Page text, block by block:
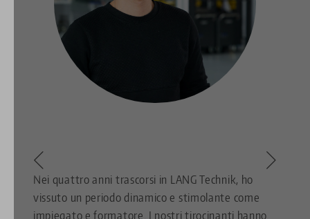
Nei quattro anni trascorsi in LANG Technik, ho
vissuto un periodo dinamico e stimolante come
impiegato e formatore. I nostri tirocinanti hanno